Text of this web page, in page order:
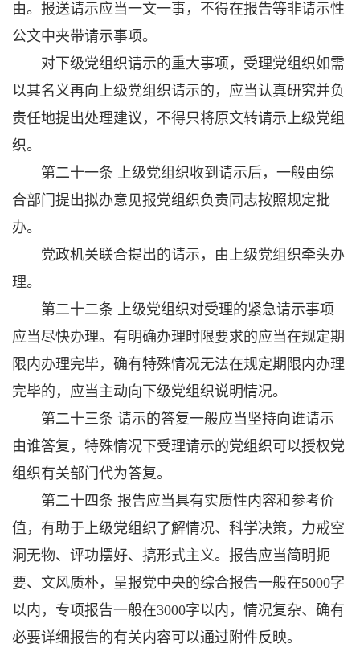
由。报送请示应当一文一事，不得在报告等非请示性
公文中夹带请示事项。
对下级党组织请示的重大事项，受理党组织如需
以其名义再向上级党组织请示的，应当认真研究并负
责任地提出处理建议，不得只将原文转请示上级党组
织。
第二十一条 上级党组织收到请示后，一般由综
合部门提出拟办意见报党组织负责同志按照规定批
办。
党政机关联合提出的请示，由上级党组织牵头办
理。
第二十二条 上级党组织对受理的紧急请示事项
应当尽快办理。有明确办理时限要求的应当在规定期
限内办理完毕，确有特殊情况无法在规定期限内办理
完毕的，应当主动向下级党组织说明情况。
第二十三条 请示的答复一般应当坚持向谁请示
由谁答复，特殊情况下受理请示的党组织可以授权党
组织有关部门代为答复。
第二十四条 报告应当具有实质性内容和参考价
值，有助于上级党组织了解情况、科学决策，力戒空
洞无物、评功摆好、搞形式主义。报告应当简明扼
要、文风质朴，呈报党中央的综合报告一般在5000字
以内，专项报告一般在3000字以内，情况复杂、确有
必要详细报告的有关内容可以通过附件反映。